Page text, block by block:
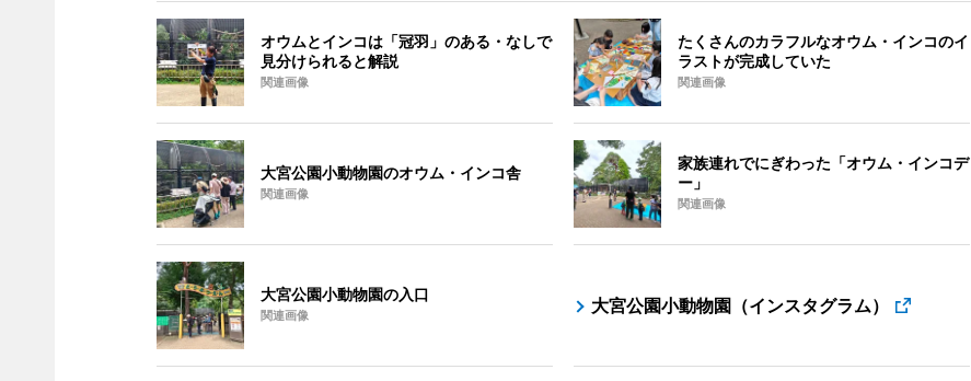
オウムとインコは「冠羽」のある・なしで
見分けられると解説
関連画像
たくさんのカラフルなオウム・インコのイ
ラストが完成していた
関連画像
大宮公園小動物園のオウム・インコ舎
関連画像
家族連れでにぎわった「オウム・インコデ
ー」
関連画像
大宮公園小動物園の入口
関連画像 大宮公園小動物園（インスタグラム）